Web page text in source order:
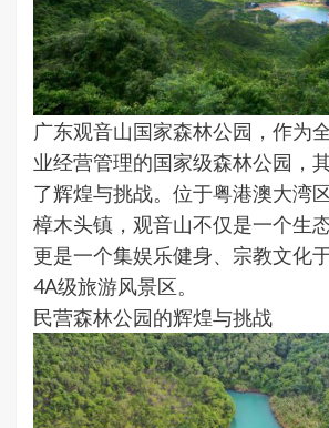
广东观音山国家森林公园，作为
业经营管理的国家级森林公园，
了辉煌与挑战。位于粤港澳大湾
樟木头镇，观音山不仅是一个生
更是一个集娱乐健身、宗教文化
4A级旅游风景区。
民营森林公园的辉煌与挑战